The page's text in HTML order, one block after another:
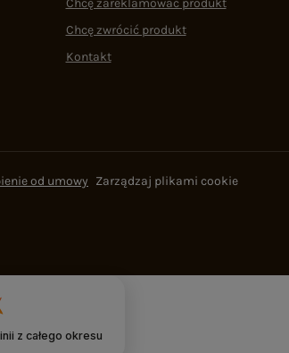
Chcę zareklamować produkt
Chcę zwrócić produkt
Kontakt
od umowy Zarządzaj plikami cookie
z całego okresu